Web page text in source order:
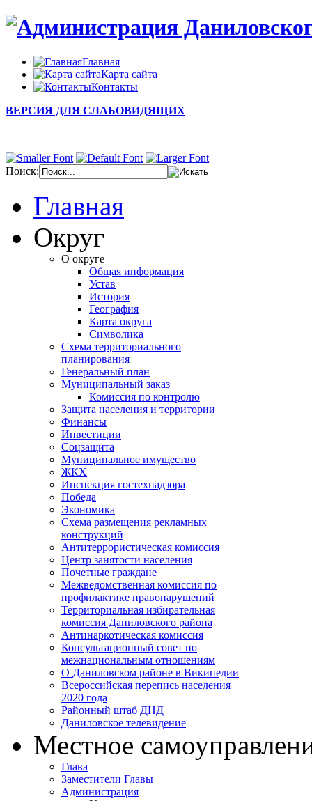
Главная
Карта сайта
Контакты
ВЕРСИЯ ДЛЯ СЛАБОВИДЯЩИХ
Поиск:
Главная
Округ
О округе
Общая информация
Устав
История
География
Карта округа
Символика
Схема территориального
планирования
Генеральный план
Муниципальный заказ
Комиссия по контролю
Защита населения и территории
Финансы
Инвестиции
Соцзащита
Муниципальное имущество
ЖКХ
Инспекция гостехнадзора
Победа
Экономика
Схема размещения рекламных
конструкций
Антитеррористическая комиссия
Центр занятости населения
Почетные граждане
Межведомственная комиссия по
профилактике правонарушений
Территориальная избирательная
комиссия Даниловского района
Антинаркотическая комиссия
Консультационный совет по
межнациональным отношениям
О Даниловском районе в Википедии
Всероссийская перепись населения
2020 года
Районный штаб ДНД
Даниловское телевидение
Местное
Глава
Заместители Главы
Администрация